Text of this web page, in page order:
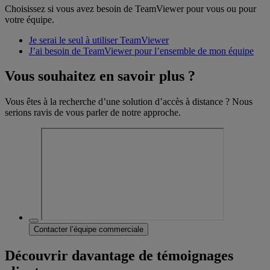
Choisissez si vous avez besoin de TeamViewer pour vous ou pour
votre équipe.
Je serai le seul à utiliser TeamViewer
J’ai besoin de TeamViewer pour l’ensemble de mon équipe
Vous souhaitez en savoir plus ?
Vous êtes à la recherche d’une solution d’accès à distance ? Nous
serions ravis de vous parler de notre approche.
Contacter l’équipe commerciale
Découvrir davantage de témoignages